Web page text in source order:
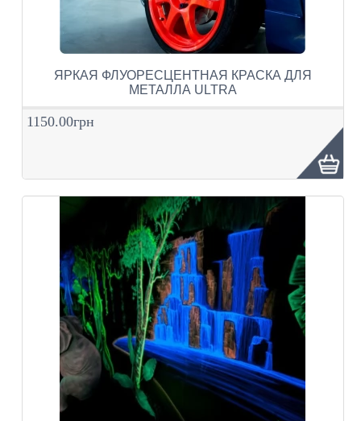
ЯРКАЯ ФЛУОРЕСЦЕНТНАЯ КРАСКА ДЛЯ
МЕТАЛЛА ULTRA
1150.00грн